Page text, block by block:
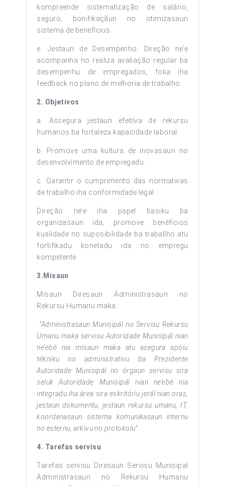
kompreende sistematização de salário,
seguro, bonifikaçãun no otimizasaun
sistema de benefícius.
e. Jestaun de Desempenho: Direção ne’e
acompanha no realiza avaliação regular ba
desempenhu de empregados, foka iha
feedback no plano de melhoria de trabalho.
2. Objetivos
a. Assegura jestaun efeitíva de rekursu
humanos ba fortaleza kapacidade laboral.
b. Promove uma kultura de inovasaun no
desenvolvimento de empregadu.
c. Garantir o cumprimento das normativas
de trabalho iha conformidade legal.
Direção ne’e iha papel basiku ba
organizasaun ida, promove benéficios
kualidade no suposibilidade ba traballho atu
fortifikadu konetadu ida no empregu
kompetente.
3.Misaun
Misaun Diresaun Administrasaun no
Rekursu Humanu maka:
“Administrasaun Munisipál no Servisu Rekursu
Umanu maka servisu Autoridade Munisipál nian
ne’ebé nia misaun maka atu asegura apoiu
tékniku no administrativu ba Prezidente
Autoridade Munisipál no órgaun servisu sira
seluk Autoridade Munisipál nian ne’ebé nia
integradu iha área sira eskritóriu jerál nian oras,
jestaun dokumentu, jestaun rekursu umanu, IT,
koordenasaun sistema komunikasaun internu
no esternu, arkivu no protokolu”.
4. Tarefas servisu
Tarefas servisu Diresaun Servisu Munisipal
Administrasaun no Rekursu Humanu